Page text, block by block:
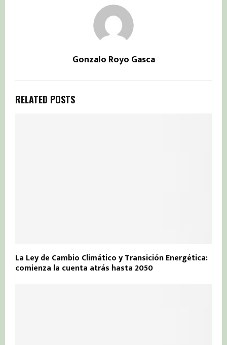
Gonzalo Royo Gasca
RELATED POSTS
La Ley de Cambio Climático y Transición Energética:
comienza la cuenta atrás hasta 2050